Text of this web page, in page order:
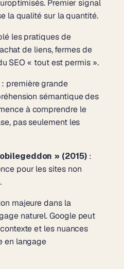
Premier signal
la qualité sur la quantité.
les pratiques de
de liens, fermes de
SEO « tout est permis ».
: première grande
sémantique des
à comprendre le
pas seulement les
» (2015):
pour les sites non
majeure dans la
naturel. Google peut
et les nuances
en langage